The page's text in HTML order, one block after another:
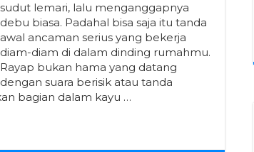
sudut lemari, lalu menganggapnya
debu biasa. Padahal bisa saja itu tanda
awal ancaman serius yang bekerja
diam-diam di dalam dinding rumahmu.
Rayap bukan hama yang datang
dengan suara berisik atau tanda
bagian dalam kayu …